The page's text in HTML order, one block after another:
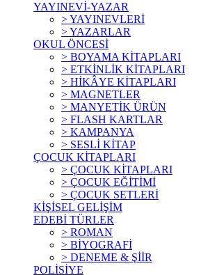
YAYINEVİ-YAZAR
> YAYINEVLERİ
> YAZARLAR
OKUL ÖNCESİ
> BOYAMA KİTAPLARI
> ETKİNLİK KİTAPLARI
> HİKÂYE KİTAPLARI
> MAGNETLER
> MANYETİK ÜRÜN
> FLASH KARTLAR
> KAMPANYA
> SESLİ KİTAP
ÇOCUK KİTAPLARI
> ÇOCUK KİTAPLARI
> ÇOCUK EĞİTİMİ
> ÇOCUK SETLERİ
KİŞİSEL GELİŞİM
EDEBİ TÜRLER
> ROMAN
> BİYOGRAFİ
> DENEME & ŞİİR
POLİSİYE